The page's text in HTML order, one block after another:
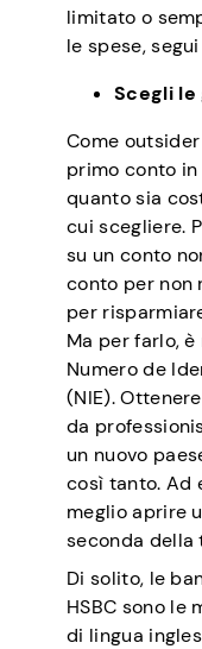
limitato o
le spese,
Scegli
Come
primo conto
quanto sia
cui scegliere.
su un conto
conto per non
per
Ma per farlo,
Numero de
(NIE).
da
un nuovo
così tanto. Ad
meglio aprire
seconda della
Di solito, le
HSBC sono le
di lingua